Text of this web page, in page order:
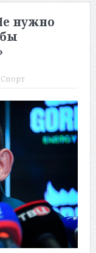
нужно
Спорт